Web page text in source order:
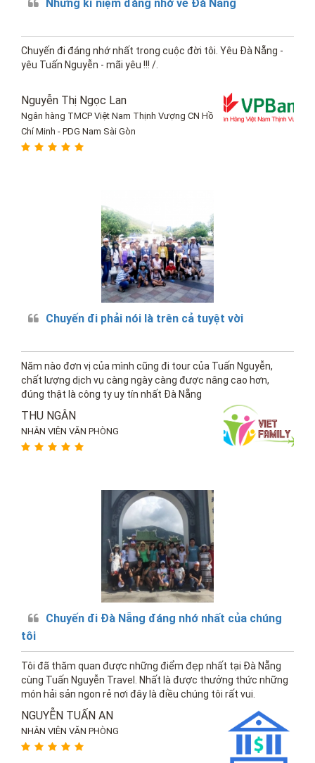
Những kỉ niệm đáng nhớ về Đà Nẵng
Chuyến đi đáng nhớ nhất trong cuộc đời tôi. Yêu Đà Nẵng -
yêu Tuấn Nguyễn - mãi yêu !!! /.
Nguyễn Thị Ngọc Lan
Ngân hàng TMCP Việt Nam Thịnh Vượng CN Hồ
Chí Minh - PDG Nam Sài Gòn
Chuyến đi phải nói là trên cả tuyệt vời
Năm nào đơn vị của mình cũng đi tour của Tuấn Nguyễn,
chất lượng dịch vụ càng ngày càng được nâng cao hơn,
đúng thật là công ty uy tín nhất Đà Nẵng
THU NGÂN
NHÂN VIÊN VĂN PHÒNG
Chuyến đi Đà Nẵng đáng nhớ nhất của chúng
tôi
Tôi đã thăm quan được những điểm đẹp nhất tại Đà Nẵng
cùng Tuấn Nguyễn Travel. Nhất là được thưởng thức những
món hải sản ngon rẻ nơi đây là điều chúng tôi rất vui.
NGUYỄN TUẤN AN
NHÂN VIÊN VĂN PHÒNG